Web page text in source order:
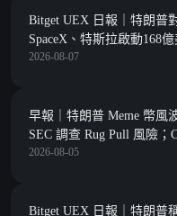
Bitget UEX 日報｜特朗普
SpaceX、特斯拉啟動168億
夜非農數據來襲 (2026年08
2026-08-07
早報｜特朗普 Meme 幣風
SEC 調查 Rug Pull 風險；
據，若數據準確，加密貨
2026-08-05
Bitget UEX 日報｜特朗普